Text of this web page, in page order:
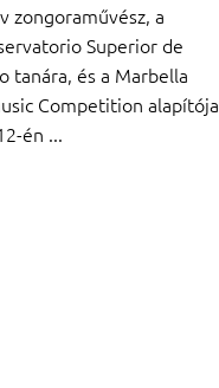
zongoraművész, a
Superior de
tanára, és a Marbella
Competition alapítója
én ...